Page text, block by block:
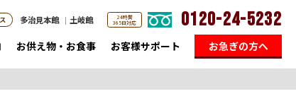
多治見本館 土岐館
24時間
365日対応
0120-24-5232
お供え物・お食事 お客様サポート お急ぎの方へ